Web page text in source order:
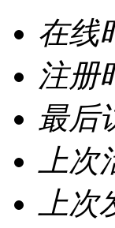
在线
注册
最后
上
上